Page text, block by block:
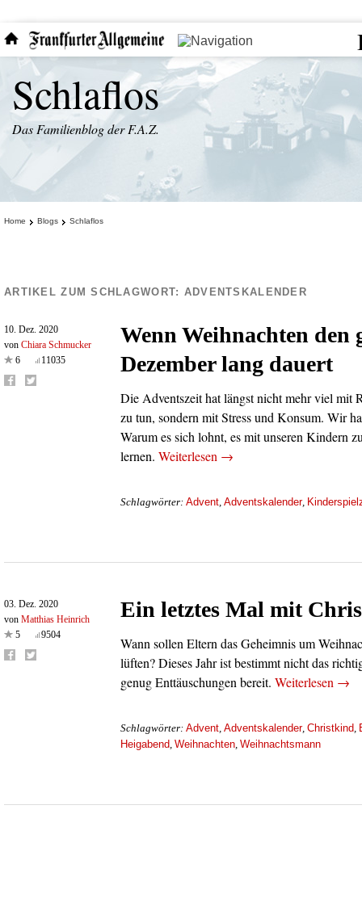
Schlaflos
Das Familienblog der F.A.Z.
Home Blogs Schlaflos
ARTIKEL ZUM SCHLAGWORT: ADVENTSKALENDER
10. Dez. 2020
von Chiara Schmucker
6
11035
Wenn Weihnachten den
Dezember lang dauert
Die Adventszeit hat längst nicht mehr viel mit
zu tun, sondern mit Stress und Konsum. Wir
Warum es sich lohnt, es mit unseren Kindern
lernen. Weiterlesen →
Schlagwörter: Advent, Adventskalender,
03. Dez. 2020
von Matthias Heinrich
5
9504
Ein letztes Mal mit
Wann sollen Eltern das Geheimnis um
lüften? Dieses Jahr ist bestimmt nicht das
genug Enttäuschungen bereit. Weiterlesen →
Schlagwörter: Advent, Adventskalender, Christkind,
Heigabend, Weihnachten, Weihnachtsmann